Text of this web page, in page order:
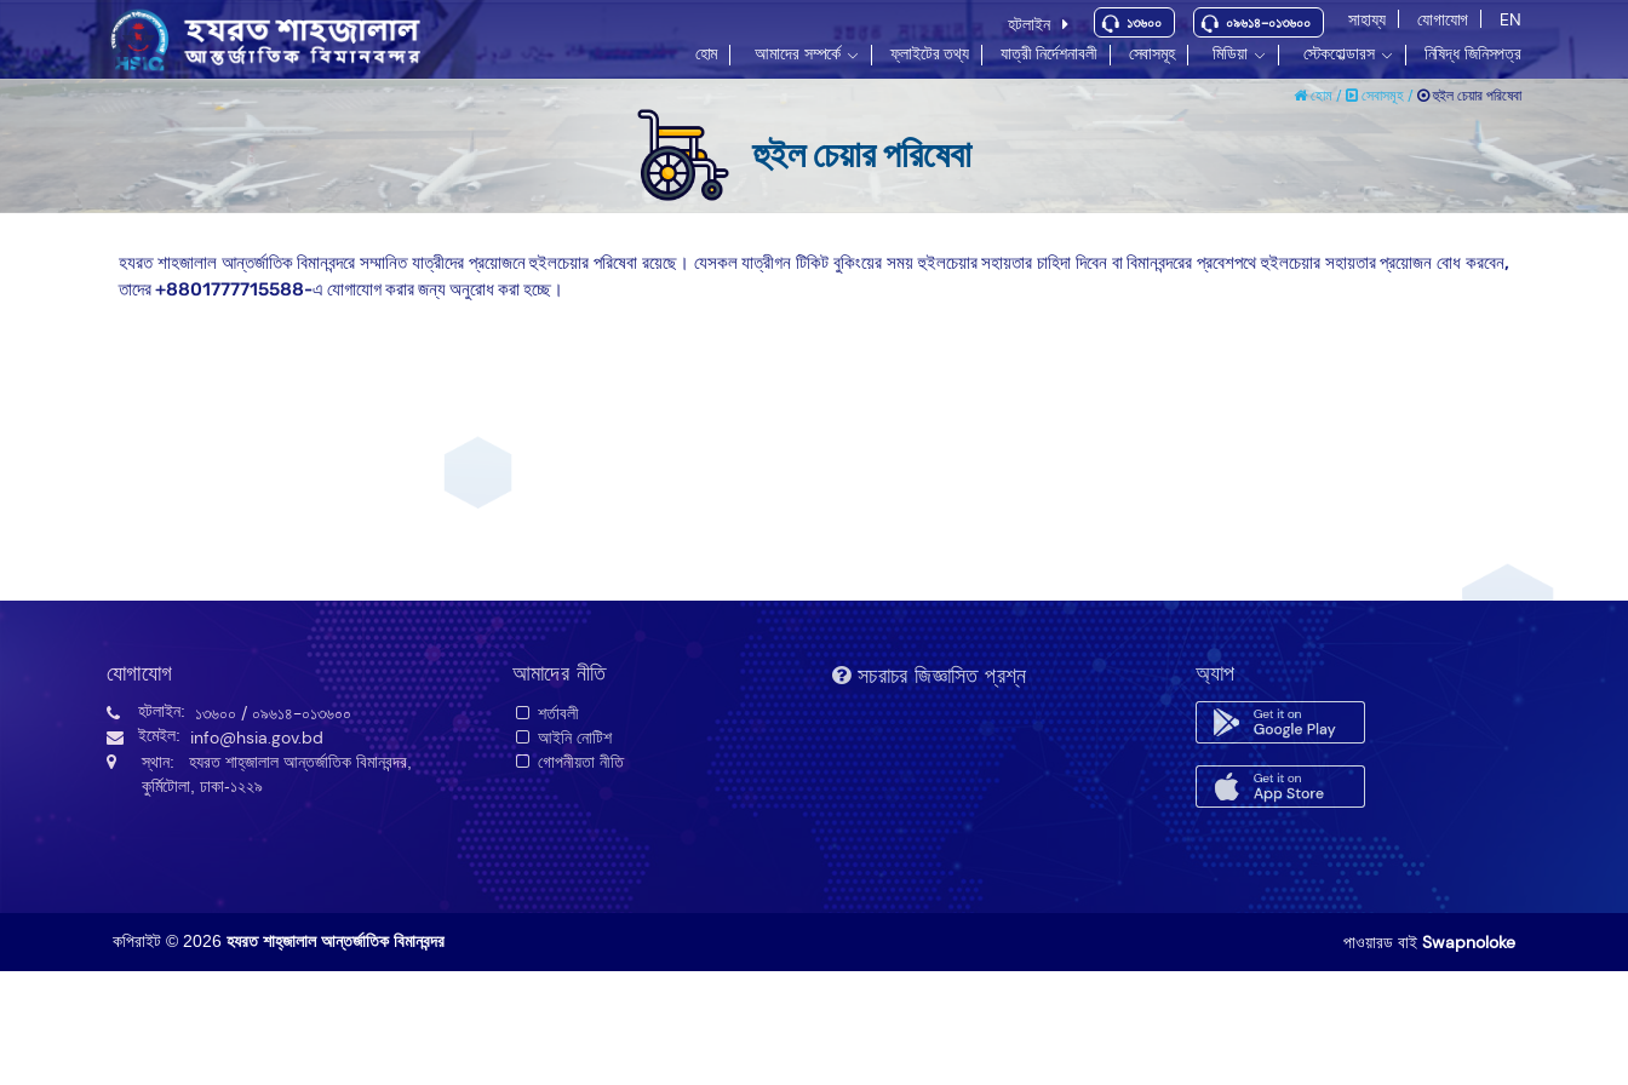
হটলাইন ১৩৬০০ ০৯৬১৪-০১৩৬০০ সাহায্য যোগাযোগ
EN
হোম
আমাদের সম্পর্কে ফ্লাইটের তথ্য যাত্রী নির্দেশনাবলী সেবাসমূহ মিডিয়া স্টেকহোল্ডারস নিষিদ্ধ জিনিসপত্র
হোম / সেবাসমূহ / হুইল চেয়ার পরিষেবা
হুইল চেয়ার পরিষেবা
হযরত শাহজালাল আন্তর্জাতিক বিমানবন্দরে সম্মানিত যাত্রীদের প্রয়োজনে হুইলচেয়ার পরিষেবা রয়েছে। যেসকল যাত্রীগন টিকিট বুকিংয়ের সময় হুইলচেয়ার সহায়তার চাহিদা দিবেন বা বিমানবন্দরের প্রবেশপথে হুইলচেয়ার সহায়তার প্রয়োজন বোধ করবেন,
তাদের +8801777715588-এ যোগাযোগ করার জন্য অনুরোধ করা হচ্ছে।
যোগাযোগ
হটলাইন: ১৩৬০০ / ০৯৬১৪-০১৩৬০০
ইমেইল: info@hsia.gov.bd
স্থান: হযরত শাহ্‌জালাল আন্তর্জাতিক বিমানবন্দর,
কুর্মিটোলা, ঢাকা-১২২৯
আমাদের নীতি
শর্তাবলী
আইনি নোটিশ
গোপনীয়তা নীতি
সচরাচর জিজ্ঞাসিত প্রশ্ন অ্যাপ
কপিরাইট © 2026 হযরত শাহ্‌জালাল আন্তর্জাতিক বিমানবন্দর পাওয়ারড বাই Swapnoloke